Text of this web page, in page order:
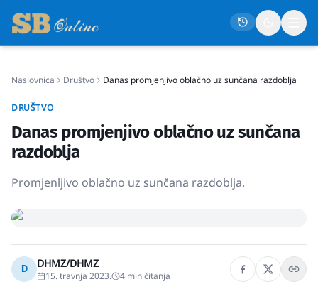
Politika
Crna kronika
Sport
Kultura
Naslovnica Društvo Danas promjenjivo oblačno uz sunčana razdoblja
DRUŠTVO
Danas promjenjivo oblačno uz sunčana
razdoblja
Promjenljivo oblačno uz sunčana razdoblja.
D DHMZ/DHMZ
15. travnja 2023. 4 min čitanja